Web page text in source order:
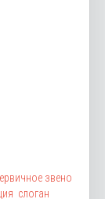
звено
слоган